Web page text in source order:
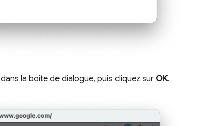
dans la boîte de dialogue, puis cliquez sur OK.